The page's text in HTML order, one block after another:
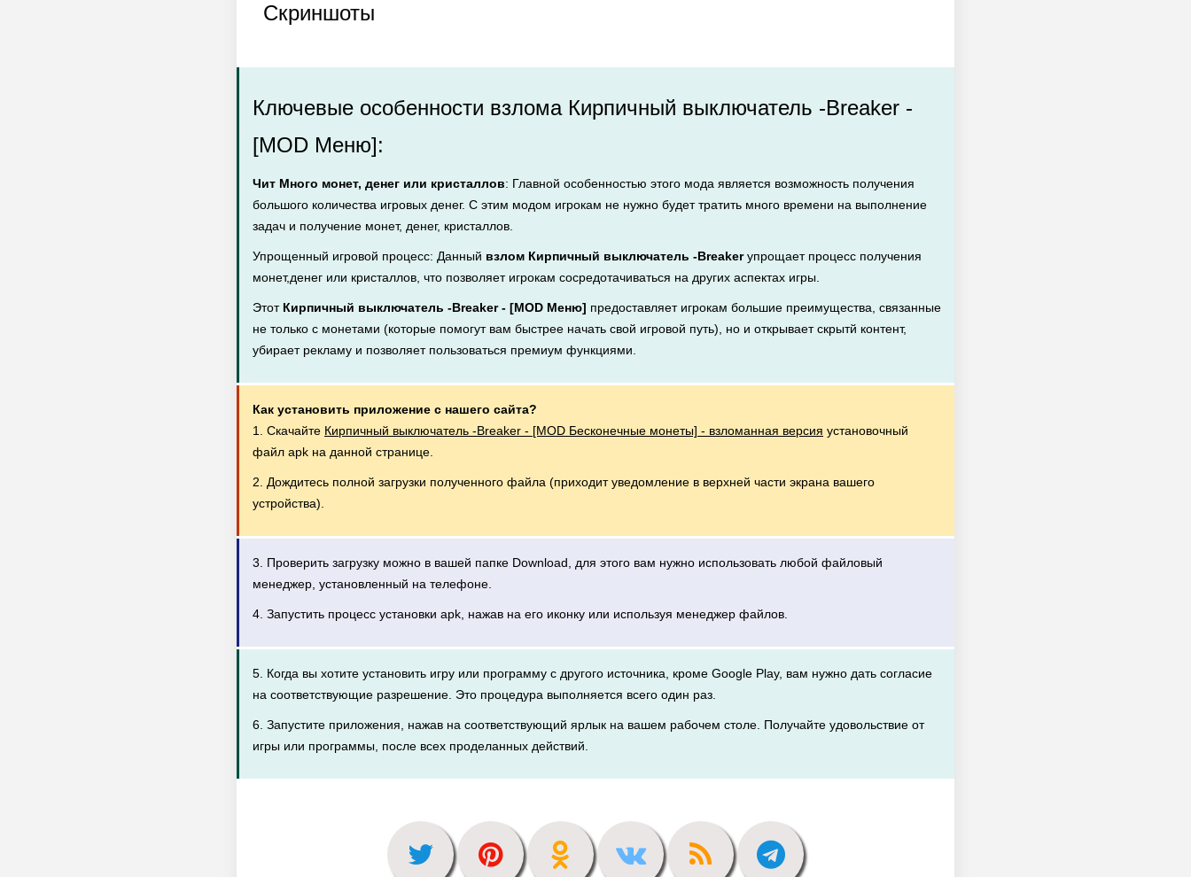
Скриншоты
Ключевые особенности взлома Кирпичный выключатель -Breaker -
[MOD Меню]:
Чит Много монет, денег или кристаллов: Главной особенностью этого мода является возможность получения
большого количества игровых денег. С этим модом игрокам не нужно будет тратить много времени на выполнение
задач и получение монет, денег, кристаллов.
Упрощенный игровой процесс: Данный взлом Кирпичный выключатель -Breakerупрощает процесс получения
монет,денег или кристаллов, что позволяет игрокам сосредотачиваться на других аспектах игры.
Этот Кирпичный выключатель -Breaker - [MOD Меню] предоставляет игрокам большие преимущества, связанные
не только с монетами (которые помогут вам быстрее начать свой игровой путь), но и открывает скрытй контент,
убирает рекламу и позволяет пользоваться премиум функциями.
Как установить приложение с нашего сайта?
1. Скачайте Кирпичный выключатель -Breaker - [MOD Бесконечные монеты] - взломанная версия установочный
файл apk на данной странице.
2. Дождитесь полной загрузки полученного файла (приходит уведомление в верхней части экрана вашего
устройства).
3. Проверить загрузку можно в вашей папке Download, для этого вам нужно использовать любой файловый
менеджер, установленный на телефоне.
4. Запустить процесс установки apk, нажав на его иконку или используя менеджер файлов.
5. Когда вы хотите установить игру или программу с другого источника, кроме Google Play, вам нужно дать согласие
на соответствующие разрешение. Это процедура выполняется всего один раз.
6. Запустите приложения, нажав на соответствующий ярлык на вашем рабочем столе. Получайте удовольствие от
игры или программы, после всех проделанных действий.